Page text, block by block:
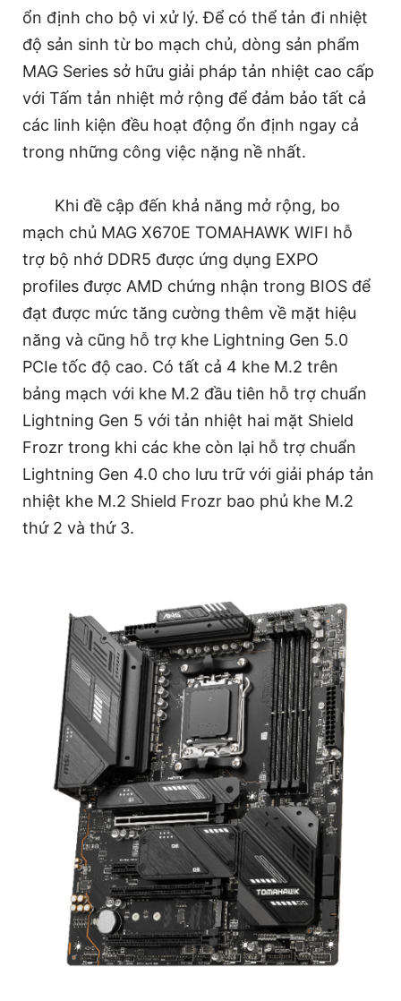
ổn định cho bộ vi xử lý. Để có thể tản đi nhiệt
độ sản sinh từ bo mạch chủ, dòng sản phẩm
MAG Series sở hữu giải pháp tản nhiệt cao cấp
với Tấm tản nhiệt mở rộng để đảm bảo tất cả
các linh kiện đều hoạt động ổn định ngay cả
trong những công việc nặng nề nhất.
Khi đề cập đến khả năng mở rộng, bo
mạch chủ MAG X670E TOMAHAWK WIFI hỗ
trợ bộ nhớ DDR5 được ứng dụng EXPO
profiles được AMD chứng nhận trong BIOS để
đạt được mức tăng cường thêm về mặt hiệu
năng và cũng hỗ trợ khe Lightning Gen 5.0
PCIe tốc độ cao. Có tất cả 4 khe M.2 trên
bảng mạch với khe M.2 đầu tiên hỗ trợ chuẩn
Lightning Gen 5 với tản nhiệt hai mặt Shield
Frozr trong khi các khe còn lại hỗ trợ chuẩn
Lightning Gen 4.0 cho lưu trữ với giải pháp tản
nhiệt khe M.2 Shield Frozr bao phủ khe M.2
thứ 2 và thứ 3.